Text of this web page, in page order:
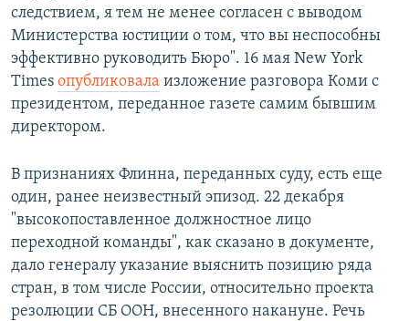
следствием, я тем не менее согласен с выводом
Министерства юстиции о том, что вы неспособны
эффективно руководить Бюро". 16 мая New York
Times опубликовала изложение разговора Коми с
президентом, переданное газете самим бывшим
директором.
В признаниях Флинна, переданных суду, есть еще
один, ранее неизвестный эпизод. 22 декабря
"высокопоставленное должностное лицо
переходной команды", как сказано в документе,
дало генералу указание выяснить позицию ряда
стран, в том числе России, относительно проекта
резолюции СБ ООН, внесенного накануне. Речь